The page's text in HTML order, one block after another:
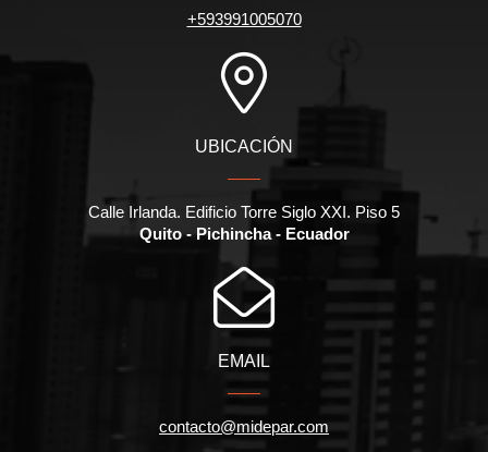
+593991005070
UBICACIÓN
Calle Irlanda. Edificio Torre Siglo XXI. Piso 5
Quito - Pichincha - Ecuador
EMAIL
contacto@midepar.com